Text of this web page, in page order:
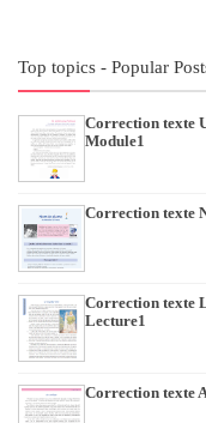
Top topics - Popular
Correction texte
Module1
Correction texte
Correction texte
Lecture1
Correction texte